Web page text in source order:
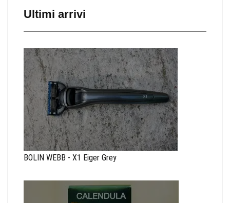
Ultimi arrivi
BOLIN WEBB - X1 Eiger Grey